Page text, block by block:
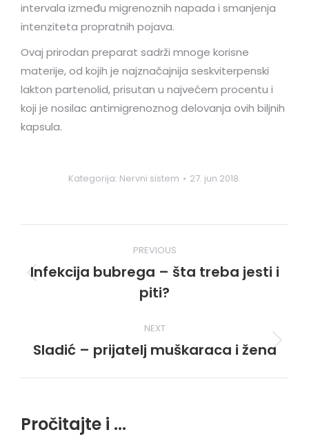
intervala između migrenoznih napada i smanjenja
intenziteta propratnih pojava.
Ovaj prirodan preparat sadrži mnoge korisne
materije, od kojih je najznačajnija seskviterpenski
lakton partenolid, prisutan u najvećem procentu i
koji je nosilac antimigrenoznog delovanja ovih biljnih
kapsula.
Kategorija: Nervni sistem 27. jun 2018.
navigation
PREVIOUS
Previous
post:
Infekcija bubrega – šta treba jesti i
piti?
NEXT
Next
Sladić – prijatelj muškaraca i žena
Pročitajte i ...